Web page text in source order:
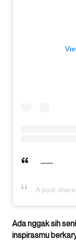
A post
Ada nggak sih
inspirasmu